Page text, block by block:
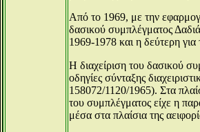
Από το 1969, με την
δασικού συμπλέγματος
1969-1978 και η δεύτερη
Η διαχείριση του δασικού
οδηγίες σύνταξης
158072/1120/1965). Στα
του συμπλέγματος είχε η
μέσα στα πλαίσια της